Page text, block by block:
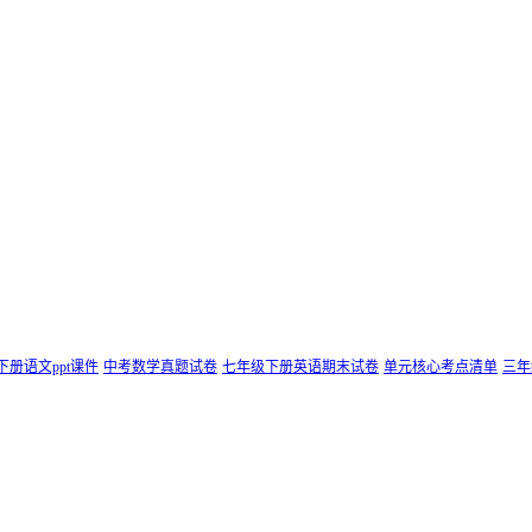
册语文ppt课件 中考数学真题试卷 七年级下册英语期末试卷 单元核心考点清单 三